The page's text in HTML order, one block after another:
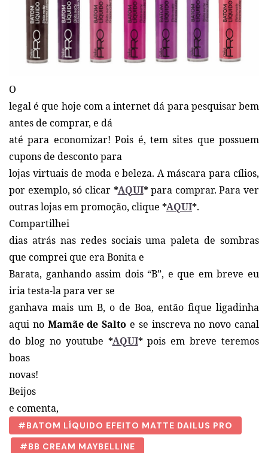
O
legal é que hoje com a internet dá para pesquisar bem
antes de comprar, e dá
até para economizar! Pois é, tem sites que possuem
cupons de desconto para
lojas virtuais de moda e beleza. A máscara para cílios,
por exemplo, só clicar *AQUI*para comprar. Para ver
outras lojas em promoção, clique *AQUI*.
Compartilhei
dias atrás nas redes sociais uma paleta de sombras
que comprei que era Bonita e
Barata, ganhando assim dois “B”, e que em breve eu
iria testa-la para ver se
ganhava mais um B, o de Boa, então fique ligadinha
aqui no Mamãe de Salto e se inscreva no novo canal
do blog no youtube *AQUI*pois em breve teremos
boas
novas!
Beijos
e comenta,
BATOM LÍQUIDO EFEITO MATTE DAILUS PRO
BB CREAM MAYBELLINE